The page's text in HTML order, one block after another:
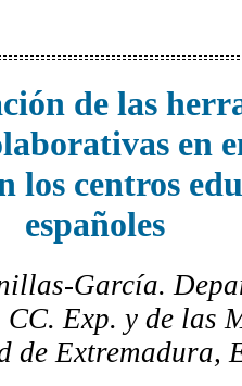
de las
en
los centros
españoles
García.
Exp. y de las
de Extremadura,